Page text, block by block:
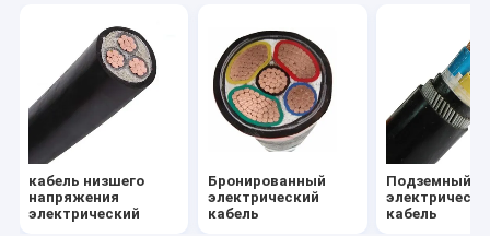
Воздушный кабель пачки
обнаженный алюминиевый проводник
Изолированный электрический провод
кабель низшего
напряжения
электрический
Бронированный
электрический
кабель
Подземный
кабель